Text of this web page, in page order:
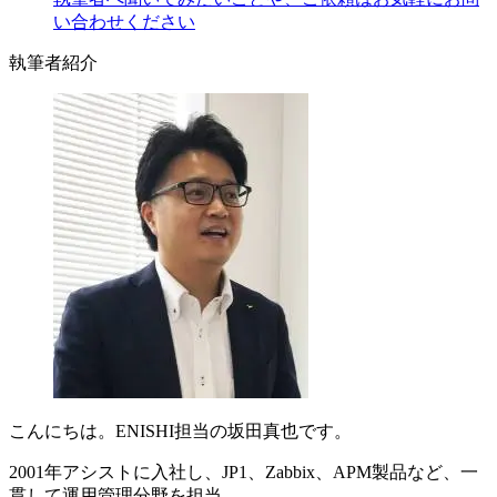
い合わせください
執筆者紹介
こんにちは。ENISHI担当の坂田真也です。
2001年アシストに入社し、JP1、Zabbix、APM製品など、一